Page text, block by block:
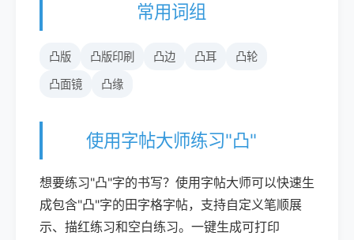
常用词组
凸版 凸版印刷 凸边 凸耳 凸轮
凸面镜 凸缘
使用字帖大师练习"凸"
想要练习"凸"字的书写？使用字帖大师可以快速生
成包含"凸"字的田字格字帖，支持自定义笔顺展
示、描红练习和空白练习。一键生成可打印